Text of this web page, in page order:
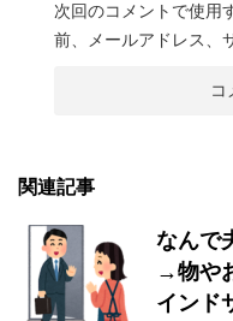
次回のコメントで使用
前、メールアドレス、
関連記事
なんで
→物や
インド